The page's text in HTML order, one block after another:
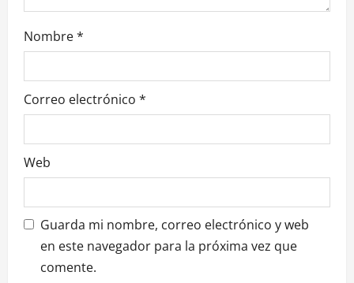
r
a
d
a
s
Nombre*
Correo electrónico *
Web
Guarda mi nombre, correo electrónico y web
en este navegador para la próxima vez que
comente.